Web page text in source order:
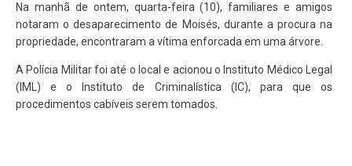
Na manhã de ontem, quarta-feira (10), familiares e amigos
notaram o desaparecimento de Moisés, durante a procura na
propriedade, encontraram a vítima enforcada em uma árvore.
A Polícia Militar foi até o local e acionou o Instituto Médico Legal
(IML) e o Instituto de Criminalística (IC), para que os
procedimentos cabíveis serem tomados.